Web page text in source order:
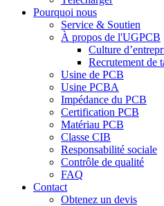
Pourquoi nous
Service & Soutien
À propos de l'UGPCB
Culture
Recrutement de
Usine de PCB
Usine PCBA
Impédance du PCB
Certification PCB
Matériau PCB
Classe CIB
Responsabilité sociale
Contrôle de qualité
FAQ
Contact
Obtenez un devis